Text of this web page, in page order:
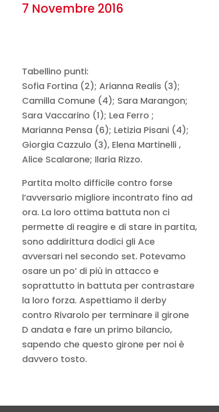
7 Novembre 2016
Tabellino punti:
Sofia Fortina (2); Arianna Realis (3);
Camilla Comune (4); Sara Marangon;
Sara Vaccarino (1); Lea Ferro ;
Marianna Pensa (6); Letizia Pisani (4);
Giorgia Cazzulo (3), Elena Martinelli ,
Alice Scalarone; Ilaria Rizzo.
Partita molto difficile contro forse
l’avversario migliore incontrato fino ad
ora. La loro ottima battuta non ci
permette di reagire e di stare in partita,
sono addirittura dodici gli Ace
avversari nel secondo set. Potevamo
osare un po’ di più in attacco e
soprattutto in battuta per contrastare
la loro forza. Aspettiamo il derby
contro Rivarolo per terminare il girone
D andata e fare un primo bilancio,
sapendo che questo girone per noi è
davvero tosto.